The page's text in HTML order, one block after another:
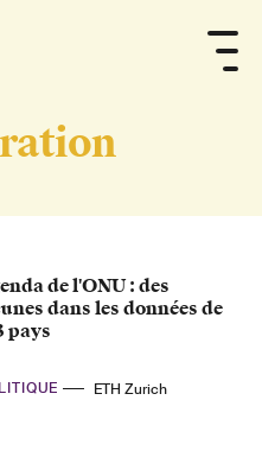
de l'ONU : des
dans les données de
pays
ETH Zurich